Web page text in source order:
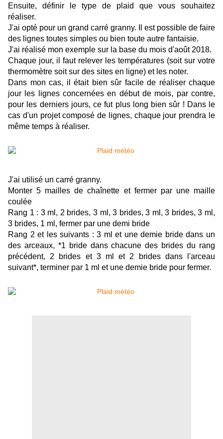
Ensuite, définir le type de plaid que vous souhaitez
réaliser.
J'ai opté pour un grand carré granny. Il est possible de faire
des lignes toutes simples ou bien toute autre fantaisie.
J'ai réalisé mon exemple sur la base du mois d'août 2018.
Chaque jour, il faut relever les températures (soit sur votre
thermomètre soit sur des sites en ligne) et les noter.
Dans mon cas, il était bien sûr facile de réaliser chaque
jour les lignes concernées en début de mois, par contre,
pour les derniers jours, ce fut plus long bien sûr ! Dans le
cas d'un projet composé de lignes, chaque jour prendra le
même temps à réaliser.
J'ai utilisé un carré granny.
Monter 5 mailles de chaînette et fermer par une maille
coulée
Rang 1 : 3 ml, 2 brides, 3 ml, 3 brides, 3 ml, 3 brides, 3 ml,
3 brides, 1 ml, fermer par une demi bride
Rang 2 et les suivants : 3 ml et une demie bride dans un
des arceaux, *1 bride dans chacune des brides du rang
précédent, 2 brides et 3 ml et 2 brides dans l'arceau
suivant*, terminer par 1 ml et une demie bride pour fermer.